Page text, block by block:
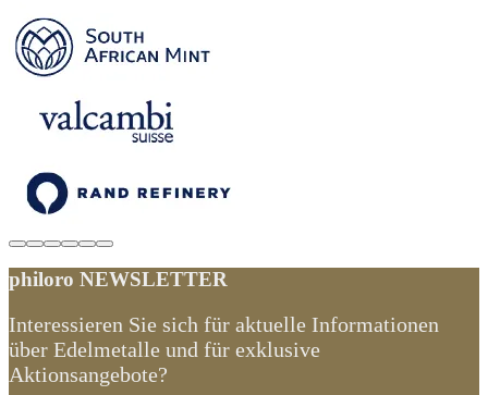
philoro NEWSLETTER
Interessieren Sie sich für aktuelle Informationen
über Edelmetalle und für exklusive
Aktionsangebote?